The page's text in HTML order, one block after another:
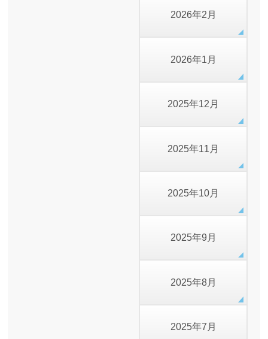
2026年2月
2026年1月
2025年12月
2025年11月
2025年10月
2025年9月
2025年8月
2025年7月